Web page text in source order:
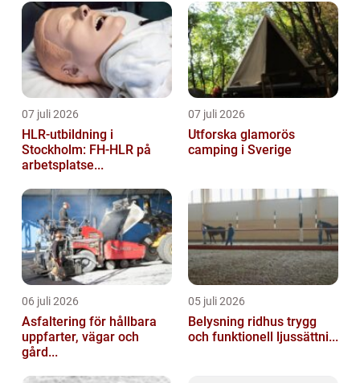
07 juli 2026
HLR-utbildning i
Stockholm: FH-HLR på
arbetsplatse...
07 juli 2026
Utforska glamorös
camping i Sverige
06 juli 2026
Asfaltering för hållbara
uppfarter, vägar och
gård...
05 juli 2026
Belysning ridhus trygg
och funktionell ljussättni...